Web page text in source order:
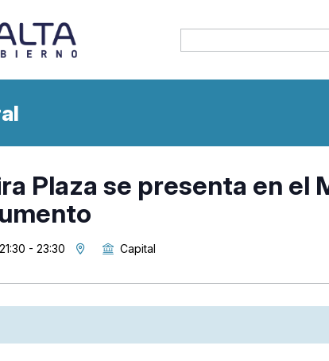
Plaza se presenta en el
- 23:30 Capital